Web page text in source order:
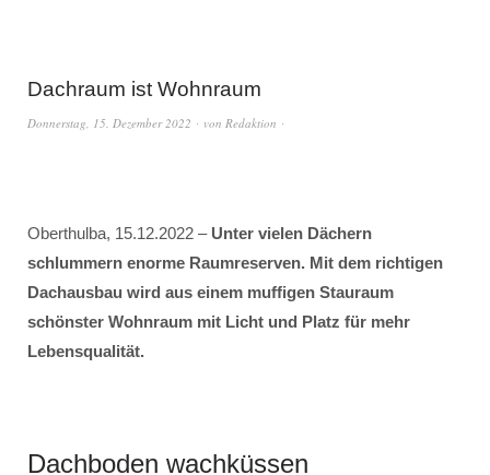
Dachraum ist Wohnraum
Donnerstag, 15. Dezember 2022 von Redaktion
Oberthulba, 15.12.2022 – Unter vielen Dächern
schlummern enorme Raumreserven. Mit dem richtigen
Dachausbau wird aus einem muffigen Stauraum
schönster Wohnraum mit Licht und Platz für mehr
Lebensqualität.
Dachboden wachküssen